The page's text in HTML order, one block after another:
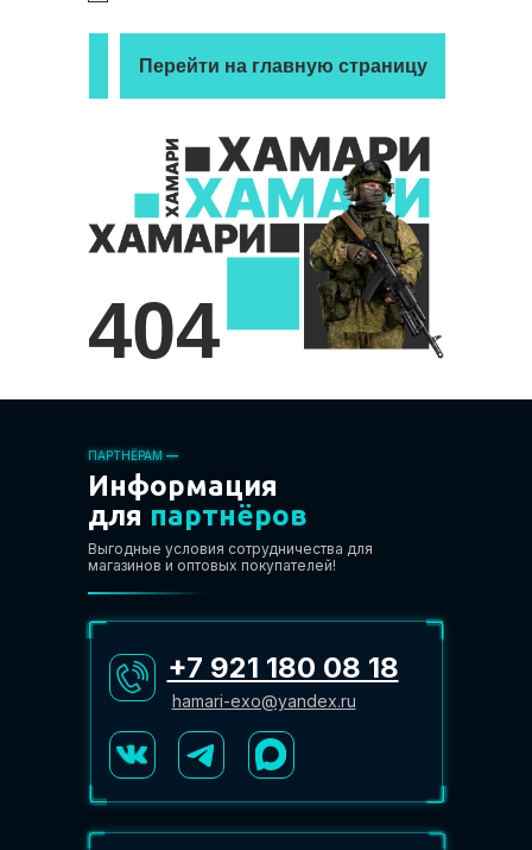
Перейти на главную страницу
404
Информация
для партнёров
ПАРТНЁРАМ —
Выгодные условия сотрудничества для
магазинов и оптовых покупателей!
+7 921 180 08 18
hamari-exo@yandex.ru